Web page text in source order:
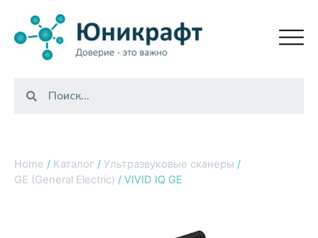
Home / Каталог / Ультразвуковые сканеры /
GE (General Electric) / VIVID IQ GE